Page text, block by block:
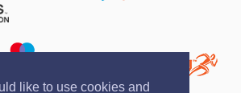
like to use cookies and